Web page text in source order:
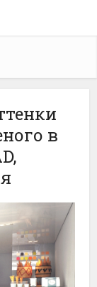
в